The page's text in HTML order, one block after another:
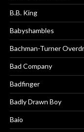
B.B. King
Babyshambles
Bachman-Turner
Bad Company
Badfinger
Badly Drawn Boy
Baio